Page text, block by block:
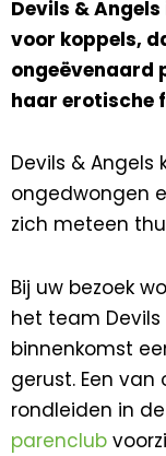
Devils &
voor koppels,
ongeëvenaard
haar erotische
Devils & Angels
ongedwongen
zich meteen
Bij uw bezoek
het team Devils
binnenkomst
gerust. Een
rondleiden in
parenclub